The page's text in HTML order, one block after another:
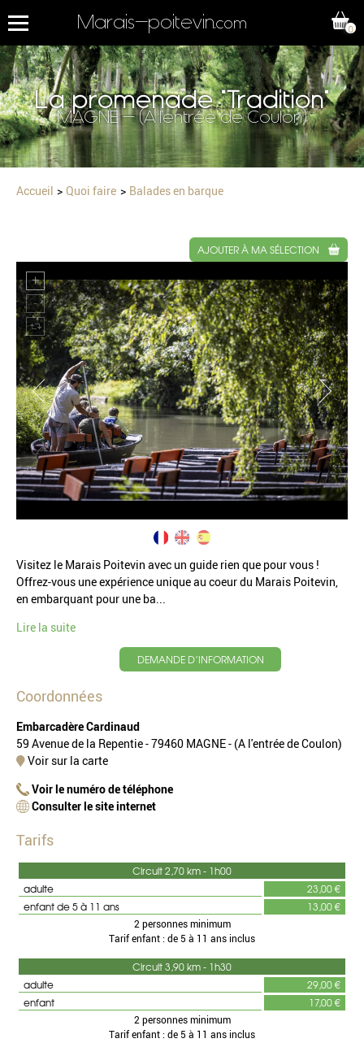
Marais-poitevin.com
La promenade "Tradition"
MAGNE - (A l'entrée de Coulon)
0
Accueil Quoi faire Balades en barque
AJOUTER À MA SÉLECTION
Visitez le Marais Poitevin avec un guide rien que pour vous !
Offrez-vous une expérience unique au coeur du Marais Poitevin,
en embarquant pour une ba...
Lire la suite
DEMANDE D’INFORMATION
Coordonnées
Embarcadère Cardinaud
59 Avenue de la Repentie - 79460 MAGNE - (A l'entrée de Coulon)
Voir sur la carte
Voir le numéro de téléphone
Consulter le site internet
Tarifs
2 personnes minimum
Tarif enfant : de 5 à 11 ans inclus
Circuit 2,70 km - 1h00
adulte
23,00 €
enfant de 5 à 11 ans
13,00 €
2 personnes minimum
Tarif enfant : de 5 à 11 ans inclus
Circuit 3,90 km - 1h30
adulte
29,00 €
enfant
17,00 €